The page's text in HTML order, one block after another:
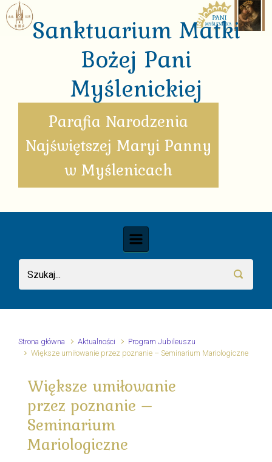
Skip to main content
Sanktuarium Matki
Bożej Pani
Myślenickiej
Parafia Narodzenia
Najświętszej Maryi Panny
w Myślenicach
Strona główna Aktualności
Program Jubileuszu
Większe umiłowanie przez poznanie – Seminarium Mariologiczne
Większe umiłowanie
przez poznanie –
Seminarium
Mariologiczne